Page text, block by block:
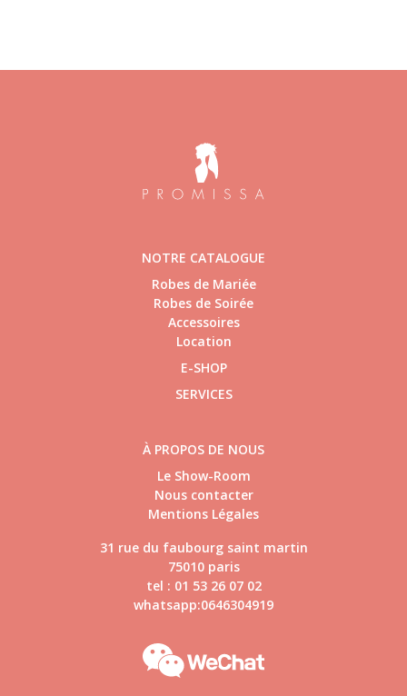
NOTRE CATALOGUE
Robes de Mariée
Robes de Soirée
Accessoires
Location
E-SHOP
SERVICES
À PROPOS DE NOUS
Le Show-Room
Nous contacter
Mentions Légales
31 rue du faubourg saint martin
75010 paris
tel : 01 53 26 07 02
whatsapp:0646304919